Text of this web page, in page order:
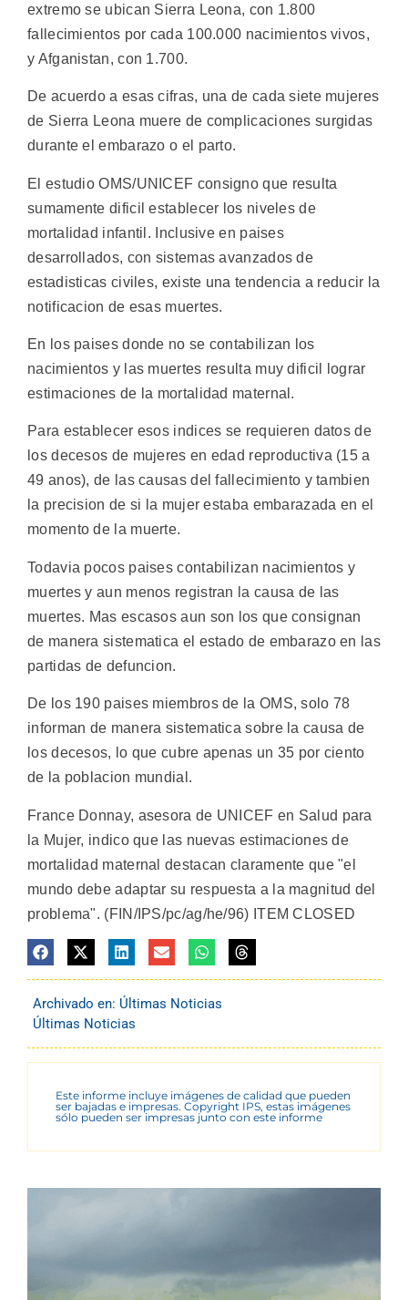
extremo se ubican Sierra Leona, con 1.800
fallecimientos por cada 100.000 nacimientos vivos,
y Afganistan, con 1.700.
De acuerdo a esas cifras, una de cada siete mujeres
de Sierra Leona muere de complicaciones surgidas
durante el embarazo o el parto.
El estudio OMS/UNICEF consigno que resulta
sumamente dificil establecer los niveles de
mortalidad infantil. Inclusive en paises
desarrollados, con sistemas avanzados de
estadisticas civiles, existe una tendencia a reducir la
notificacion de esas muertes.
En los paises donde no se contabilizan los
nacimientos y las muertes resulta muy dificil lograr
estimaciones de la mortalidad maternal.
Para establecer esos indices se requieren datos de
los decesos de mujeres en edad reproductiva (15 a
49 anos), de las causas del fallecimiento y tambien
la precision de si la mujer estaba embarazada en el
momento de la muerte.
Todavia pocos paises contabilizan nacimientos y
muertes y aun menos registran la causa de las
muertes. Mas escasos aun son los que consignan
de manera sistematica el estado de embarazo en las
partidas de defuncion.
De los 190 paises miembros de la OMS, solo 78
informan de manera sistematica sobre la causa de
los decesos, lo que cubre apenas un 35 por ciento
de la poblacion mundial.
France Donnay, asesora de UNICEF en Salud para
la Mujer, indico que las nuevas estimaciones de
mortalidad maternal destacan claramente que "el
mundo debe adaptar su respuesta a la magnitud del
problema". (FIN/IPS/pc/ag/he/96) ITEM CLOSED
Archivado en: Últimas Noticias
Últimas Noticias
Este informe incluye imágenes de calidad que pueden
ser bajadas e impresas. Copyright IPS, estas imágenes
sólo pueden ser impresas junto con este informe